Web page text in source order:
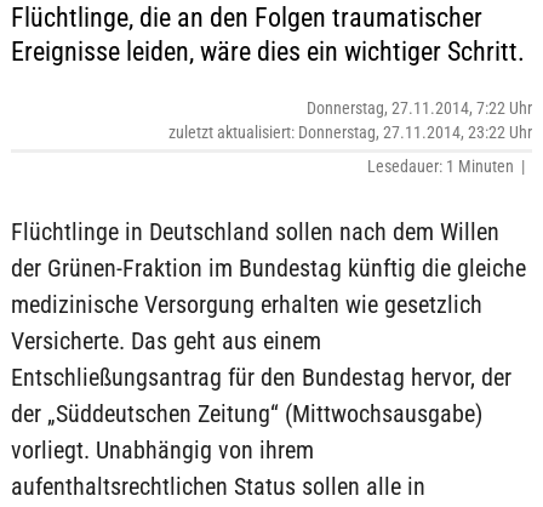
Flüchtlinge, die an den Folgen traumatischer
Ereignisse leiden, wäre dies ein wichtiger Schritt.
Donnerstag, 27.11.2014, 7:22 Uhr
zuletzt aktualisiert: Donnerstag, 27.11.2014, 23:22 Uhr
Lesedauer: 1 Minuten |
Flüchtlinge in Deutschland sollen nach dem Willen
der Grünen-Fraktion im Bundestag künftig die gleiche
medizinische Versorgung erhalten wie gesetzlich
Versicherte. Das geht aus einem
Entschließungsantrag für den Bundestag hervor, der
der „Süddeutschen Zeitung“ (Mittwochsausgabe)
vorliegt. Unabhängig von ihrem
aufenthaltsrechtlichen Status sollen alle in